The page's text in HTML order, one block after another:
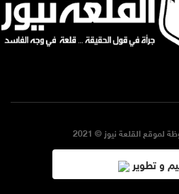
القلعة نيوز © 2021
و تطوير